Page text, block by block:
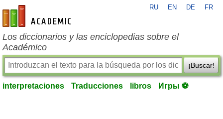
es-academic.com
RU EN DE FR
Los diccionarios y las enciclopedias sobre el
Académico
¡Buscar!
interpretaciones Traducciones libros Игры ⚽